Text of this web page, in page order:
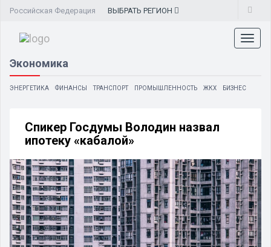
Российская Федерация ВЫБРАТЬ РЕГИОН
Экономика
ЭНЕРГЕТИКА ФИНАНСЫ ТРАНСПОРТ ПРОМЫШЛЕННОСТЬ ЖКХ БИЗНЕС
Спикер Госдумы Володин назвал
ипотеку «кабалой»